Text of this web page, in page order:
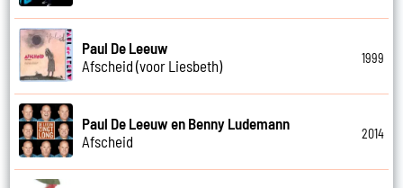
Paul De Leeuw
Afscheid (voor Liesbeth)
1999
Paul De Leeuw en Benny Ludemann
Afscheid
2014